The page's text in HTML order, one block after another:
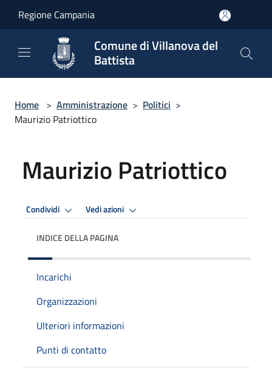
Regione Campania
Comune di Villanova del
Battista
Home > Amministrazione > Politici >
Maurizio Patriottico
Maurizio Patriottico
Condividi Vedi azioni
INDICE DELLA PAGINA
Incarichi
Organizzazioni
Ulteriori informazioni
Punti di contatto